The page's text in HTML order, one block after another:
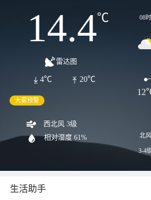
14.4℃
雷达图
20℃
4℃
大雾预警
西北风 3级
相对湿度 61%
08时
北风
3-4
生活助手